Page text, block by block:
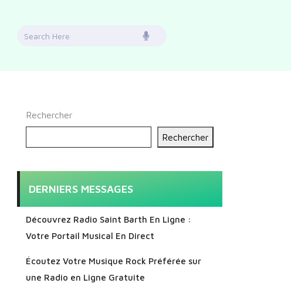
Search
Rechercher
Rechercher
DERNIERS MESSAGES
Découvrez Radio Saint Barth En Ligne :
Votre Portail Musical En Direct
Écoutez Votre Musique Rock Préférée sur
une Radio en Ligne Gratuite